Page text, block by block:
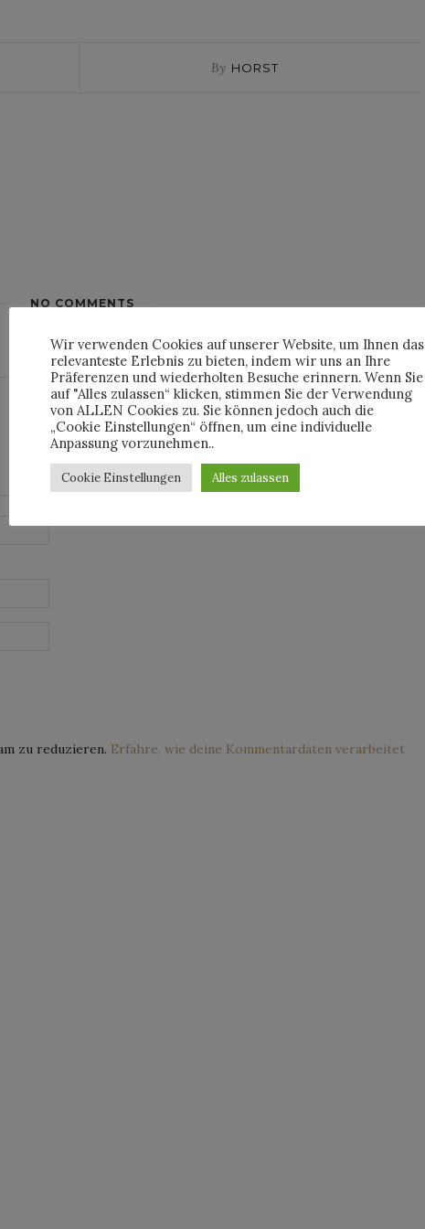
By HORST
NO COMMENTS
zu reduzieren. Erfahre, wie deine Kommentardaten verarbeitet
Wir verwenden Cookies auf unserer Website, um Ihnen das
relevanteste Erlebnis zu bieten, indem wir uns an Ihre
Präferenzen und wiederholten Besuche erinnern. Wenn Sie
auf "Alles zulassen“ klicken, stimmen Sie der Verwendung
von ALLEN Cookies zu. Sie können jedoch auch die
„Cookie Einstellungen“ öffnen, um eine individuelle
Anpassung vorzunehmen..
Cookie Einstellungen Alles zulassen